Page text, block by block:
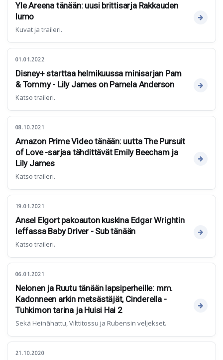
Yle Areena tänään: uusi brittisarja Rakkauden
lumo
Kuvat ja traileri.
01.01.2022
Disney+ starttaa helmikuussa minisarjan Pam
& Tommy - Lily James on Pamela Anderson
Katso traileri.
08.10.2021
Amazon Prime Video tänään: uutta The Pursuit
of Love -sarjaa tähdittävät Emily Beecham ja
Lily James
Katso traileri.
19.01.2021
Ansel Elgort pakoauton kuskina Edgar Wrightin
leffassa Baby Driver - Sub tänään
Katso traileri.
06.01.2021
Nelonen ja Ruutu tänään lapsiperheille: mm.
Kadonneen arkin metsästäjät, Cinderella -
Tuhkimon tarina ja Huisi Hai 2
Sekä Heinähattu, Vilttitossu ja Rubensin veljekset.
21.10.2020